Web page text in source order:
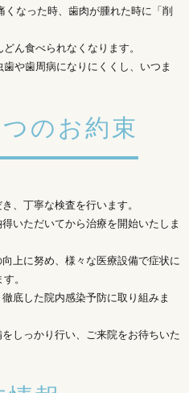
なった時、歯肉が腫れた時に「削
ん食べられなくなります。
や歯周病になりにくくし、いつま
のお約束
、丁寧な検査を行います。
いただいてから治療を開始いたしま
上に努め、様々な医療設備で症状に
。
底した院内感染予防に取り組みま
しっかり行い、ご来院をお待ちいた